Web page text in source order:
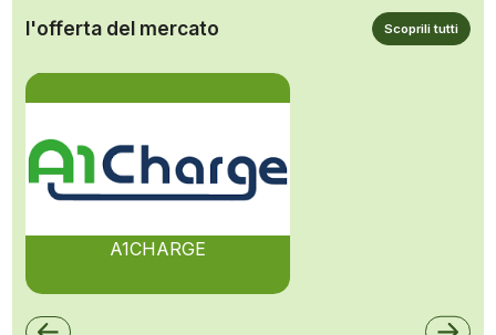
l'offerta del mercato Scoprili tutti
A1CHARGE